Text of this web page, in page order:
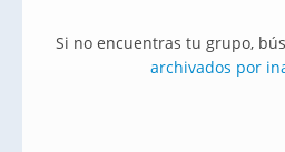
Si no encuentras tu grupo,
archivados por